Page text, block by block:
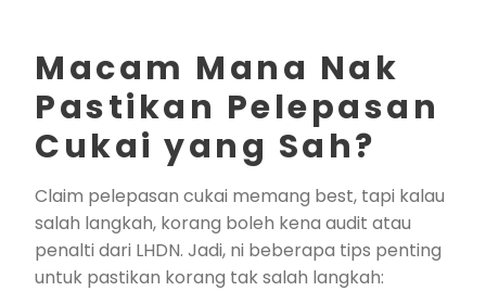
Macam Mana Nak
Pastikan Pelepasan
Cukai yang Sah?
Claim pelepasan cukai memang best, tapi kalau
salah langkah, korang boleh kena audit atau
penalti dari LHDN. Jadi, ni beberapa tips penting
untuk pastikan korang tak salah langkah: